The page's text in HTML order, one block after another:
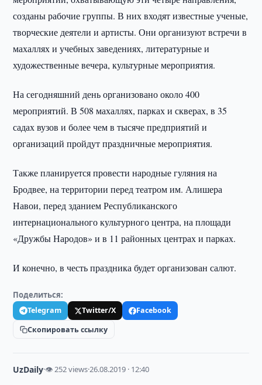
созданы рабочие группы. В них входят известные ученые,
творческие деятели и артисты. Они организуют встречи в
махаллях и учебных заведениях, литературные и
художественные вечера, культурные мероприятия.
На сегодняшний день организовано около 400
мероприятий. В 508 махаллях, парках и скверах, в 35
садах вузов и более чем в тысяче предприятий и
организаций пройдут праздничные мероприятия.
Также планируется провести народные гуляния на
Бродвее, на территории перед театром им. Алишера
Навои, перед зданием Республиканского
интернационального культурного центра, на площади
«Дружбы Народов» и в 11 районных центрах и парках.
И конечно, в честь праздника будет организован салют.
Поделиться:
Telegram Twitter/X
Facebook
Скопировать ссылку
UzDaily·👁 252 views·26.08.2019 · 12:40